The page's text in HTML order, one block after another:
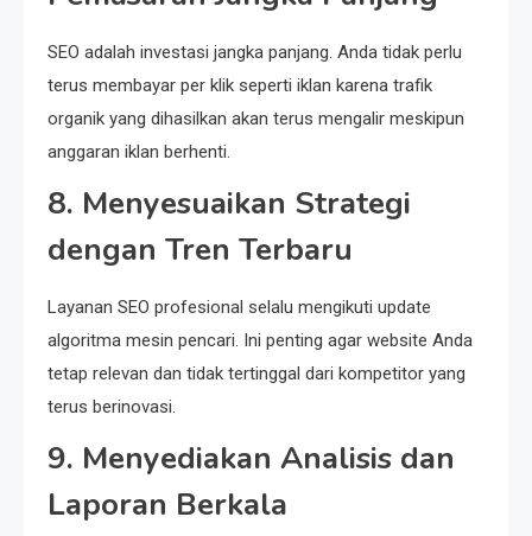
SEO adalah investasi jangka panjang. Anda tidak perlu
terus membayar per klik seperti iklan karena trafik
organik yang dihasilkan akan terus mengalir meskipun
anggaran iklan berhenti.
8. Menyesuaikan Strategi
dengan Tren Terbaru
Layanan SEO profesional selalu mengikuti update
algoritma mesin pencari. Ini penting agar website Anda
tetap relevan dan tidak tertinggal dari kompetitor yang
terus berinovasi.
9. Menyediakan Analisis dan
Laporan Berkala